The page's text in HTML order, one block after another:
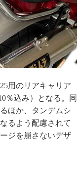
用のリアキャリア
％込み）となる。同
ほか、タンデムシ
るよう配慮されて
ジを崩さないデザ